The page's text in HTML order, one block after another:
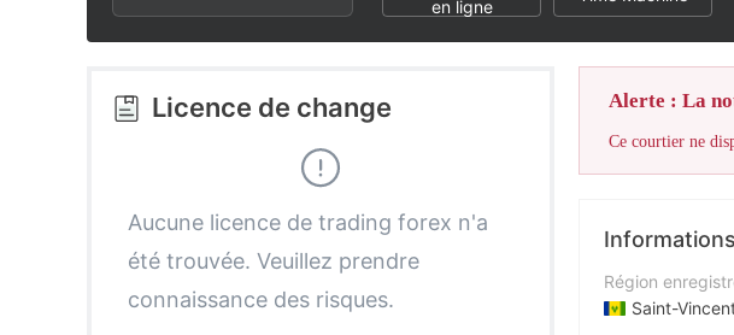
3
4
6
7
1
2
4
5
7
8
en ligne
Licence de change
Aucune licence de trading forex n'a
été trouvée. Veuillez prendre
connaissance des risques.
Alerte : La
Ce courtier ne
Région
Saint-